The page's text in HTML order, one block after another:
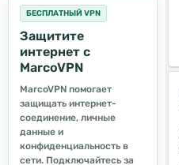
БЕСПЛАТНЫЙ VPN
Защитите
интернет с
MarcoVPN
MarcoVPN помогает
защищать интернет-
соединение, личные
данные и
конфиденциальность в
сети. Подключайтесь за